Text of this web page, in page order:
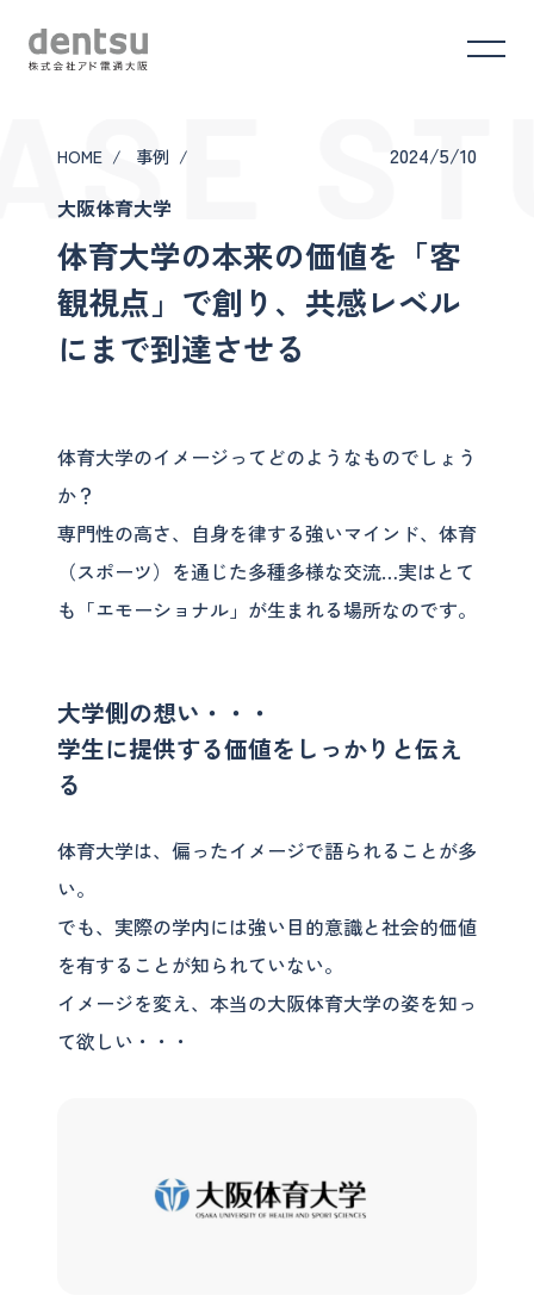
HOME 事例
2024/5/10
大阪体育大学
体育大学の本来の価値を「客
観視点」で創り、共感レベル
にまで到達させる
体育大学のイメージってどのようなものでしょう
か？
専門性の高さ、自身を律する強いマインド、体育
（スポーツ）を通じた多種多様な交流…実はとて
も「エモーショナル」が生まれる場所なのです。
大学側の想い・・・
学生に提供する価値をしっかりと伝え
る
体育大学は、偏ったイメージで語られることが多
い。
でも、実際の学内には強い目的意識と社会的価値
を有することが知られていない。
イメージを変え、本当の大阪体育大学の姿を知っ
て欲しい・・・